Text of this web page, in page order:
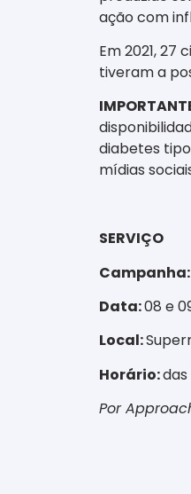
ação com
Em 2021,
tiveram a
diabetes
mídias
SERVIÇO
Campanha:
Data:08 e
Local:
Horário:das
Por